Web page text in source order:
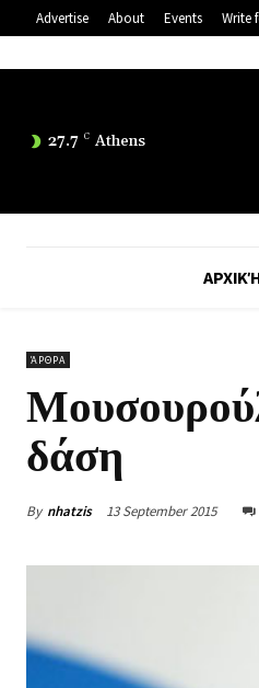
Advertise About Events Write
27.7 C Athens
ΆΡΘΡΑ
δάση
By nhatzis 13 September 2015